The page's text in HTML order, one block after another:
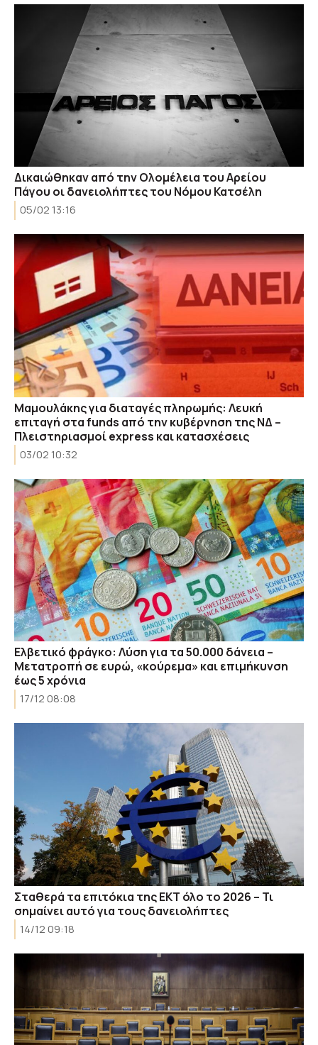
Δικαιώθηκαν από την Ολομέλεια του Αρείου
Πάγου οι δανειολήπτες του Νόμου Κατσέλη
05/02 13:16
Μαμουλάκης για διαταγές πληρωμής: Λευκή
επιταγή στα funds από την κυβέρνηση της ΝΔ –
Πλειστηριασμοί express και κατασχέσεις
03/02 10:32
Ελβετικό φράγκο: Λύση για τα 50.000 δάνεια –
Μετατροπή σε ευρώ, «κούρεμα» και επιμήκυνση
έως 5 χρόνια
17/12 08:08
Σταθερά τα επιτόκια της ΕΚΤ όλο το 2026 – Τι
σημαίνει αυτό για τους δανειολήπτες
14/12 09:18